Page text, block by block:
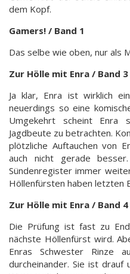
dem Kopf.
Gamers! / Band 1
Das selbe wie oben, nur als
Zur Hölle mit Enra / Band 3
Ja klar, Enra ist wirklich
neuerdings so eine
Umgekehrt scheint
Jagdbeute zu betrachten.
plötzliche Auftauchen von
auch nicht gerade
Sündenregister immer
Höllenfürsten haben letzten
Zur Hölle mit Enra / Band 4
Die Prüfung ist fast zu
nächste Höllenfürst wird.
Enras Schwester Rinze
durcheinander. Sie ist drauf